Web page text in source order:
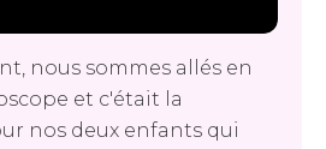
nous sommes allés en
et c'était la
nos deux enfants qui